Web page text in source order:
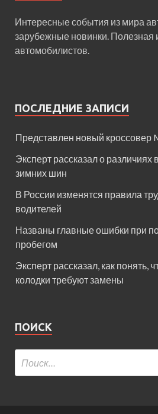
Интересные события из мира
зарубежные новинки.
автомобилистов.
ПОСЛЕДНИЕ ЗАПИСИ
Представлен новый кроссовер
Эксперт рассказал о различиях
зимних шин
В России изменятся правила
водителей
Названы главные ошибки при
пробегом
Эксперт рассказал, как понять,
колодки требуют замены
ПОИСК